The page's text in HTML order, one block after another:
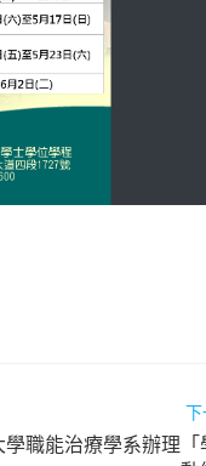
學職能治療學系辦理